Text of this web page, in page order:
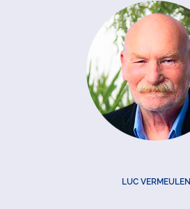
LUC VERMEULEN